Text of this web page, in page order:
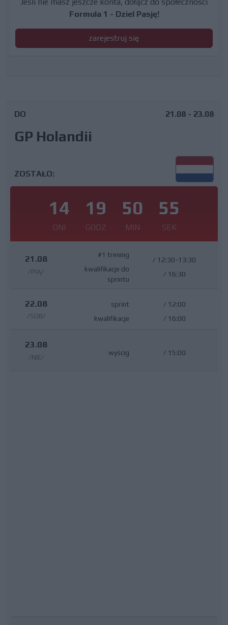
Formula 1 - Dziel Pasję!
zarejestruj się
DO
GP Holandii
21.08 - 23.08
ZOSTAŁO:
14
DNI
19
GODZ
50
MIN
54
SEK
21.08
/PIĄ/
#1 trening
kwalifikacje do
sprintu
/ 12:30-13:30
/ 16:30
22.08
/SOB/
sprint
kwalifikacje
/ 12:00
/ 16:00
23.08
/NIE/
wyścig / 15:00